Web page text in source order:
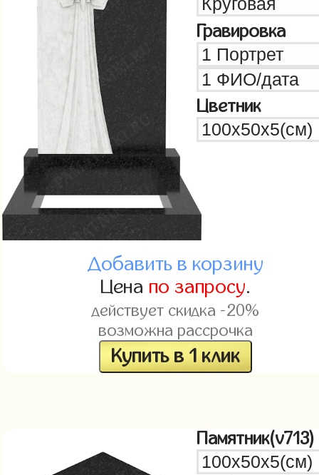
Гравировка
Цветник
Добавить в корзину
Цена по запросу.
действует скидка -20%
возможна рассрочка
Купить в 1 клик
Памятник(v713)